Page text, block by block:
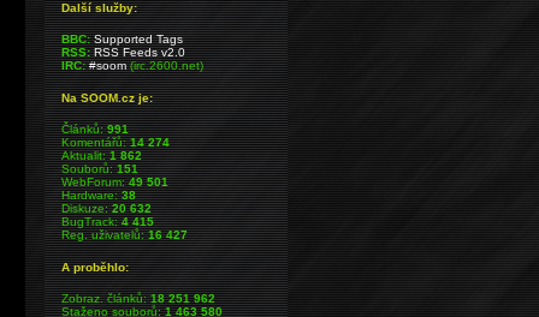
Další služby:
BBC: Supported Tags
RSS: RSS Feeds v2.0
IRC: #soom(irc.2600.net)
Na SOOM.cz je:
Článků:991
Komentářů:14 274
Aktualit:1 862
Souborů:151
WebForum:49 501
Hardware:38
Diskuze:20 632
BugTrack:4 415
Reg. uživatelů:16 427
A proběhlo:
Zobraz. článků:18 251 962
Staženo souborů:1 463 580